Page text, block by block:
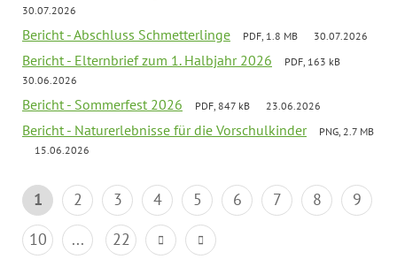
30.07.2026
Bericht - Abschluss Schmetterlinge PDF, 1.8 MB 30.07.2026
Bericht - Elternbrief zum 1. Halbjahr 2026
PDF, 163 kB
30.06.2026
Bericht - Sommerfest 2026 PDF, 847 kB 23.06.2026
Bericht - Naturerlebnisse für die Vorschulkinder
PNG, 2.7 MB
15.06.2026
1 2 3 4 5 6 7 8
9
10
... 22